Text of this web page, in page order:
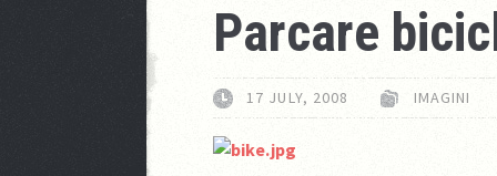
Parcare
17 JULY, 2008 IMAGINI